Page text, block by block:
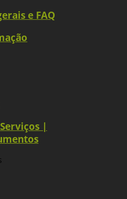
e FAQ
|